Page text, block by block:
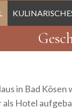
in Bad
als Hotel